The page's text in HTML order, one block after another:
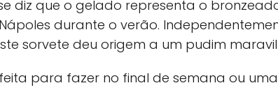
diz que o gelado representa o
durante o verão.
sorvete deu origem a um pudim
para fazer no final de semana ou